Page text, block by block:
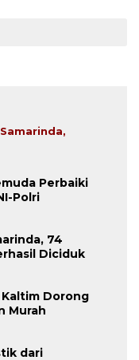
Perbaiki
Polri
74
Diciduk
Dorong
Murah
dari